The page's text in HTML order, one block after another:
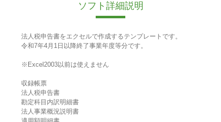
ソフト詳細説明
法人税申告書をエクセルで作成するテンプレートです。
令和7年4月1日以降終了事業年度等分です。
※Excel2003以前は使えません
収録帳票
法人税申告書
勘定科目内訳明細書
法人事業概況説明書